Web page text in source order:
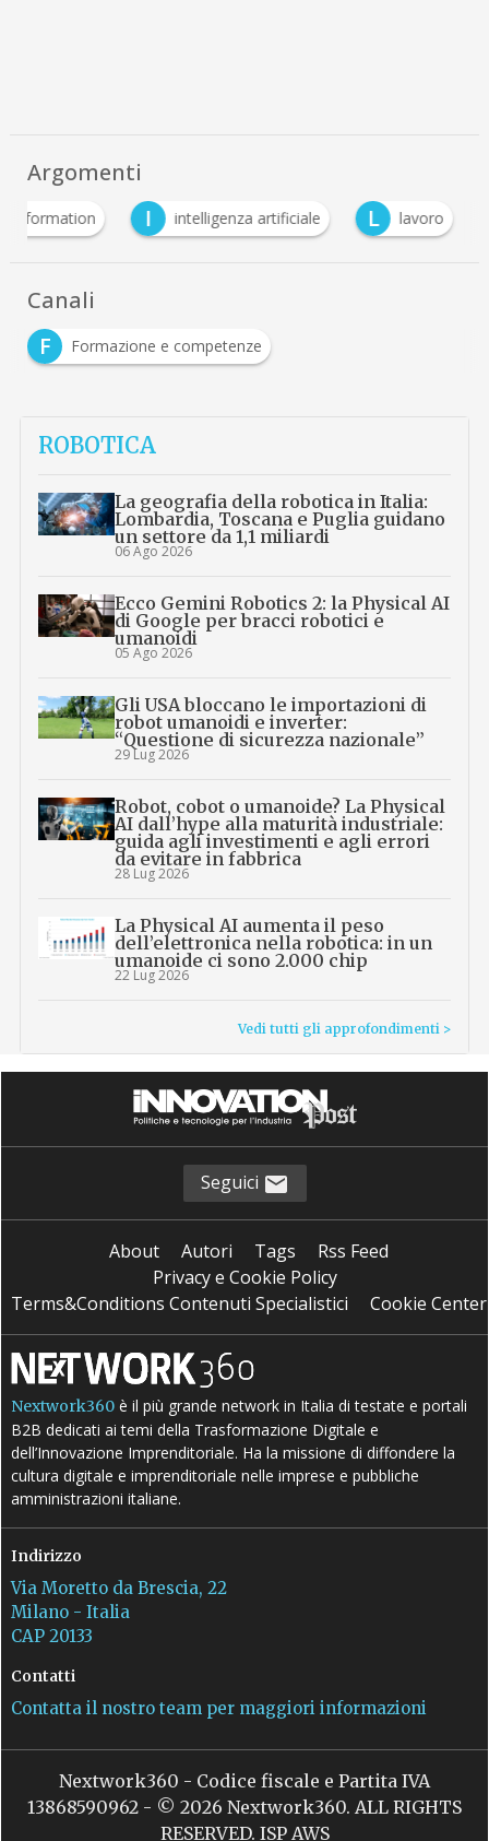
Argomenti
I intelligenza artificiale L lavoro
Canali
F
Formazione e competenze
ROBOTICA
La geografia della robotica in Italia:
Lombardia, Toscana e Puglia guidano
un settore da 1,1 miliardi
06 Ago 2026
Ecco Gemini Robotics 2: la Physical AI
di Google per bracci robotici e
umanoidi
05 Ago 2026
Gli USA bloccano le importazioni di
robot umanoidi e inverter:
“Questione di sicurezza nazionale”
29 Lug 2026
Robot, cobot o umanoide? La Physical
AI dall’hype alla maturità industriale:
guida agli investimenti e agli errori
da evitare in fabbrica
28 Lug 2026
La Physical AI aumenta il peso
dell’elettronica nella robotica: in un
umanoide ci sono 2.000 chip
22 Lug 2026
Vedi tutti gli approfondimenti >
Seguici
About Autori Tags
Rss Feed
Privacy e Cookie Policy
Terms&Conditions Contenuti Specialistici
Cookie Center
Nextwork360 è il più grande network in Italia di testate e portali
B2B dedicati ai temi della Trasformazione Digitale e
dell’Innovazione Imprenditoriale. Ha la missione di diffondere la
cultura digitale e imprenditoriale nelle imprese e pubbliche
amministrazioni italiane.
Indirizzo
Via Moretto da Brescia, 22
Milano - Italia
CAP 20133
Contatti
Contatta il nostro team per maggiori informazioni
Nextwork360 - Codice fiscale e Partita IVA
13868590962 - © 2026 Nextwork360. ALL RIGHTS
RESERVED. ISP AWS